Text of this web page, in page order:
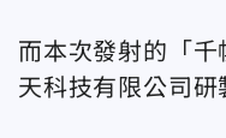
而本次發射的「
天科技有限公司研